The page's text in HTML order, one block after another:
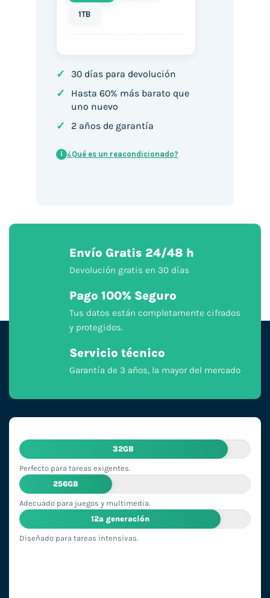
1TB
✓ 30 días para devolución
✓
Hasta 60% más barato que
uno nuevo
✓ 2 años de garantía
i ¿Qué es un reacondicionado?
Envío Gratis 24/48 h
Devolución gratis en 30 días
Pago 100% Seguro
Tus datos están completamente cifrados
y protegidos.
Servicio técnico
Garantía de 3 años, la mayor del mercado
32GB
Perfecto para tareas exigentes.
256GB
Adecuado para juegos y multimedia.
12ª generación
Diseñado para tareas intensivas.